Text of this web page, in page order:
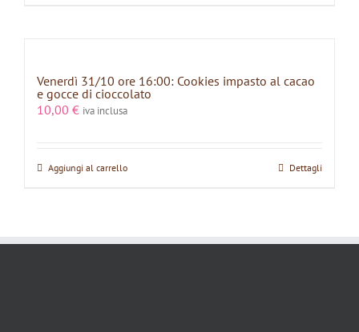
Venerdì 31/10 ore 16:00: Cookies impasto al cacao
e gocce di cioccolato
10,00 € iva inclusa
Aggiungi al carrello Dettagli